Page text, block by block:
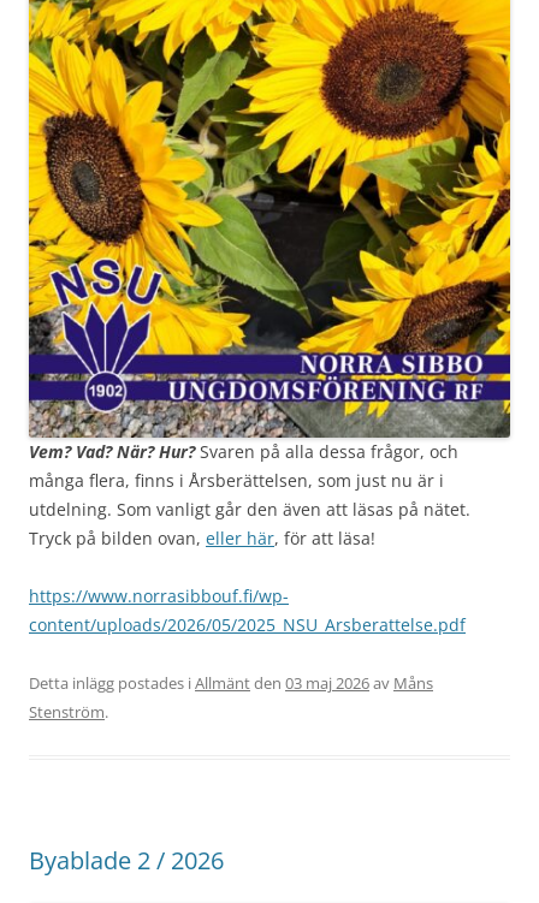
Vem? Vad? När? Hur?Svaren på alla dessa frågor, och
många flera, finns i Årsberättelsen, som just nu är i
utdelning. Som vanligt går den även att läsas på nätet.
Tryck på bilden ovan, eller här, för att läsa!
https://www.norrasibbouf.fi/wp-
content/uploads/2026/05/2025_NSU_Arsberattelse.pdf
Detta inlägg postades iAllmäntden 03 maj 2026av Måns
Stenström.
Byablade 2 / 2026